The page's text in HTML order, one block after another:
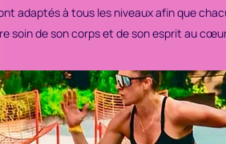
adaptés à tous les niveaux afin que
soin de son corps et de son esprit au